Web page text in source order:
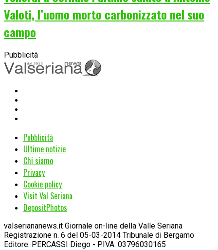
Valoti, l’uomo morto carbonizzato nel suo
campo
Pubblicità
Pubblicità
Ultime notizie
Chi siamo
Privacy
Cookie policy
Visit Val Seriana
DepositPhotos
valseriananews.it Giornale on-line della Valle Seriana
Registrazione n. 6 del 05-03-2014 Tribunale di Bergamo
Editore: PERCASSI Diego - P.IVA: 03796030165